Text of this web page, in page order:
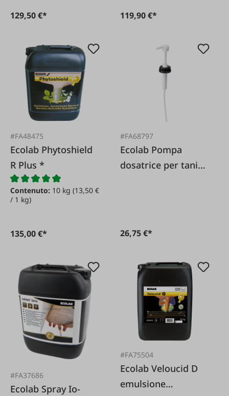
129,50 €* 119,90 €*
#FA48475
Ecolab Phytoshield
R Plus *
Contenuto: 10 kg (13,50 €
/ 1 kg)
135,00 €*
#FA68797
Ecolab Pompa
dosatrice per tanica
26,75 €*
#FA37686
Ecolab Spray Io-
#FA75504
Ecolab Veloucid D
emulsione